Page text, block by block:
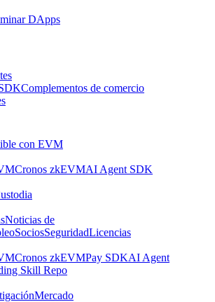
DApps
Complementos de comercio
con EVM
Cronos zkEVMAI Agent SDK
Noticias de
SociosSeguridadLicencias
Cronos zkEVMPay SDKAI Agent
Skill Repo
Mercado